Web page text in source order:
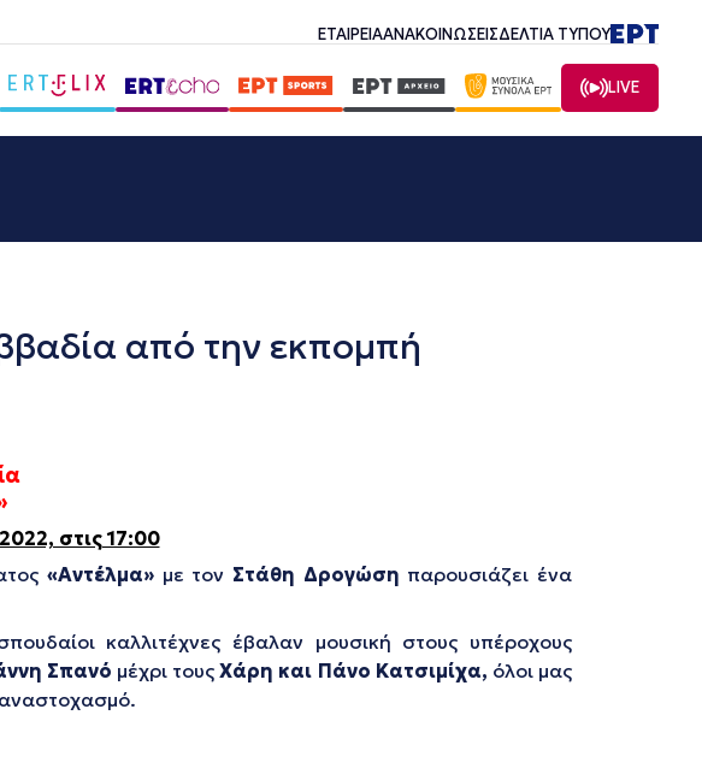
ΕΤΑΙΡΕΙΑΑΝΑΚΟΙΝΩΣΕΙΣΔΕΛΤΙΑ ΤΥΠΟΥ
LIVE
από την εκπομπή
στις 17:00
«Αντέλμα» με τον Στάθη Δρογώση παρουσιάζει ένα
καλλιτέχνες έβαλαν μουσική στους υπέροχους
Σπανό μέχρι τουςΧάρη και Πάνο Κατσιμίχα, όλοι μας